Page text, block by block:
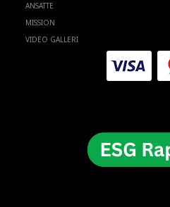
ANSATTE
MISSION
VIDEO GALLERI